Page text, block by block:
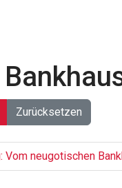
Zurücksetzen
neugotischen